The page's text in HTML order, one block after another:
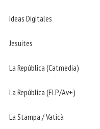
Ideas Digitales
Jesuites
La República (Catmedia)
La República (ELP/Av+)
La Stampa / Vaticà